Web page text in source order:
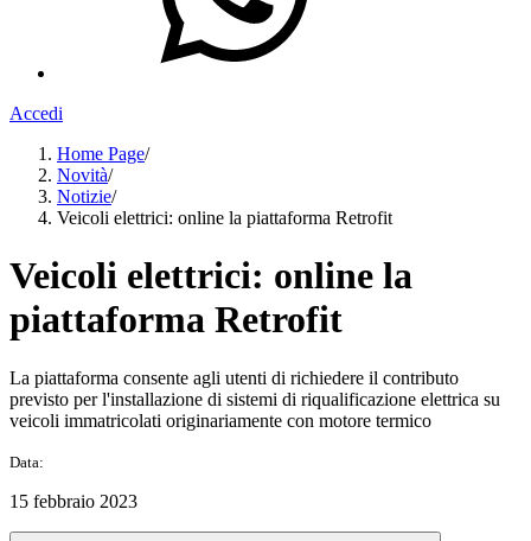
Accedi
Home Page/
Novità/
Notizie/
Veicoli elettrici: online la piattaforma Retrofit
Veicoli elettrici: online la
piattaforma Retrofit
La piattaforma consente agli utenti di richiedere il contributo
previsto per l'installazione di sistemi di riqualificazione elettrica su
veicoli immatricolati originariamente con motore termico
Data:
15 febbraio 2023